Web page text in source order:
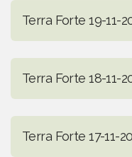
Terra Forte 19-11-
Terra Forte 18-11-
Terra Forte 17-11-20